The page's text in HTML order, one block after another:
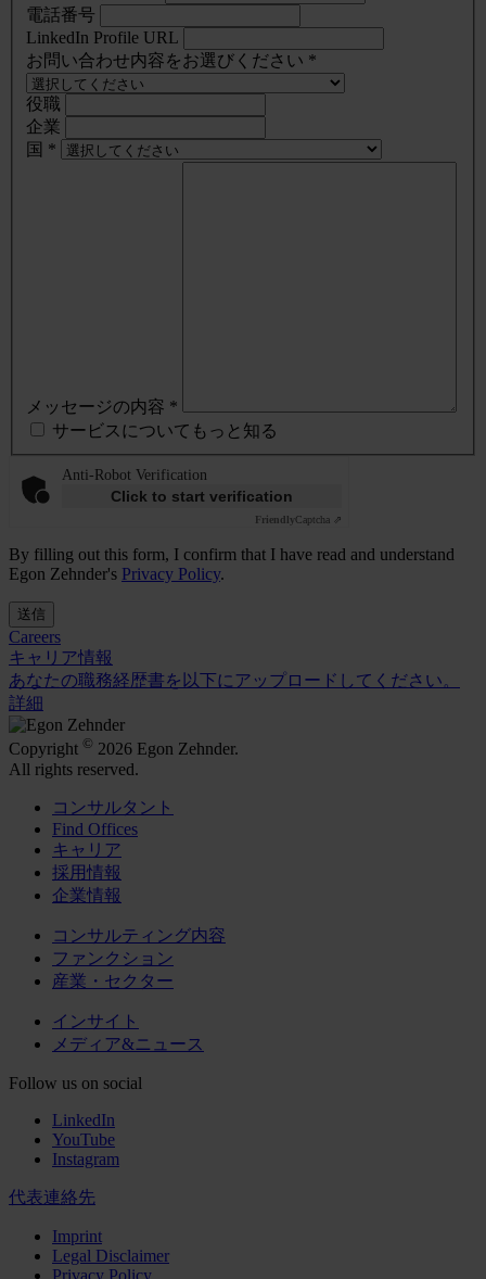
電話番号
LinkedIn Profile URL
お問い合わせ内容をお選びください *
役職
企業
国 *
メッセージの内容 *
サービスについてもっと知る
Anti-Robot Verification
Click to start verification
FriendlyCaptcha ⇗
By filling out this form, I confirm that I have read and understand
Egon Zehnder's Privacy Policy.
送信
Careers
キャリア情報
あなたの職務経歴書を以下にアップロードしてください。
詳細
Copyright © 2026 Egon Zehnder.
All rights reserved.
コンサルタント
Find Offices
キャリア
採用情報
企業情報
コンサルティング内容
ファンクション
産業・セクター
インサイト
メディア&ニュース
Follow us on social
LinkedIn
YouTube
Instagram
代表連絡先
Imprint
Legal Disclaimer
Privacy Policy